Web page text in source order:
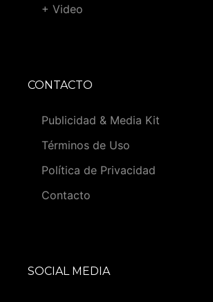
+ Video
CONTACTO
Publicidad & Media Kit
Términos de Uso
Política de Privacidad
Contacto
SOCIAL MEDIA